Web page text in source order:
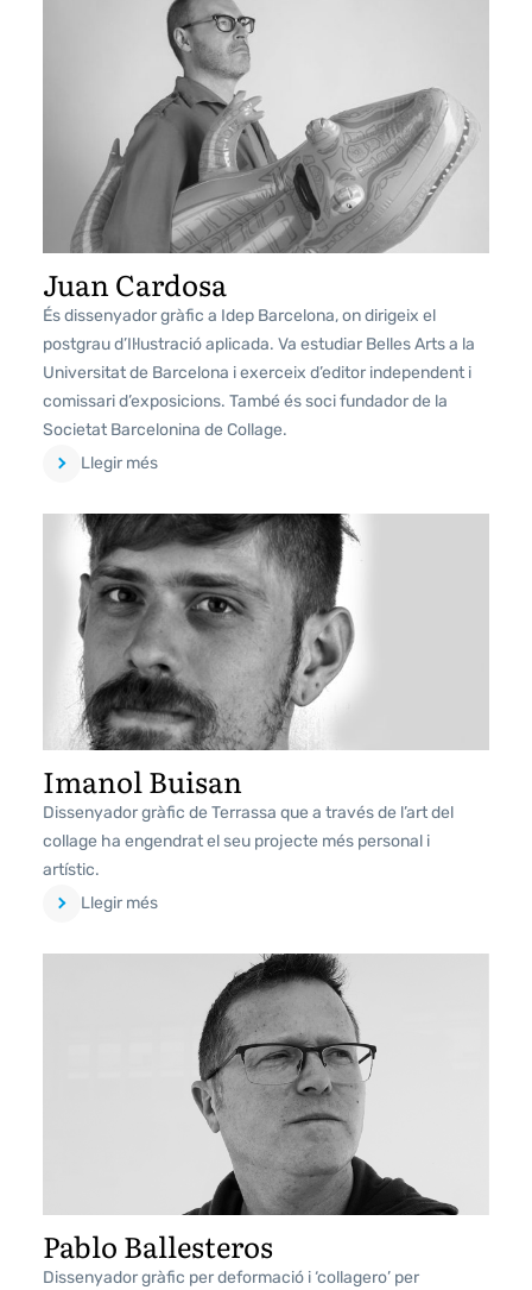
Juan Cardosa
És dissenyador gràfic a Idep Barcelona, on dirigeix el
postgrau d’Il·lustració aplicada. Va estudiar Belles Arts a la
Universitat de Barcelona i exerceix d’editor independent i
comissari d’exposicions. També és soci fundador de la
Societat Barcelonina de Collage.
Llegir més
Imanol Buisan
Dissenyador gràfic de Terrassa que a través de l’art del
collage ha engendrat el seu projecte més personal i
artístic.
Llegir més
Pablo Ballesteros
Dissenyador gràfic per deformació i ‘collagero’ per